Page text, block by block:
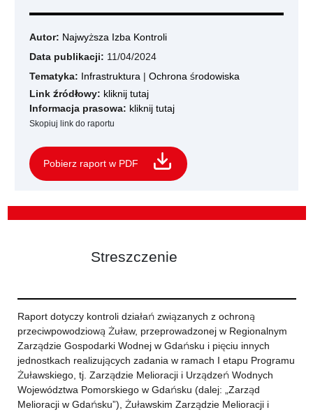
Autor: Najwyższa Izba Kontroli
Data publikacji: 11/04/2024
Tematyka: Infrastruktura | Ochrona środowiska
Link źródłowy: kliknij tutaj
Informacja prasowa: kliknij tutaj
Skopiuj link do raportu
Pobierz raport w PDF
Streszczenie
Raport dotyczy kontroli działań związanych z ochroną
przeciwpowodziową Żuław, przeprowadzonej w Regionalnym
Zarządzie Gospodarki Wodnej w Gdańsku i pięciu innych
jednostkach realizujących zadania w ramach I etapu Programu
Żuławskiego, tj. Zarządzie Melioracji i Urządzeń Wodnych
Województwa Pomorskiego w Gdańsku (dalej: „Zarząd
Melioracji w Gdańsku”), Żuławskim Zarządzie Melioracji i